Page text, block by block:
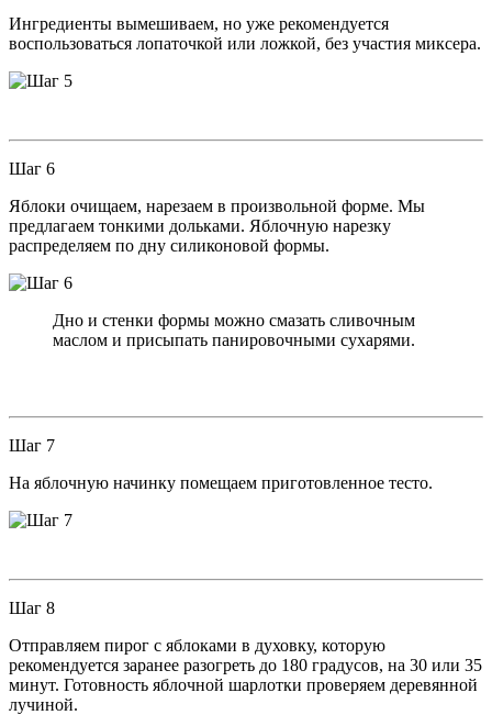
Ингредиенты вымешиваем, но уже рекомендуется
воспользоваться лопаточкой или ложкой, без участия миксера.
Шаг 6
Яблоки очищаем, нарезаем в произвольной форме. Мы
предлагаем тонкими дольками. Яблочную нарезку
распределяем по дну силиконовой формы.
Дно и стенки формы можно смазать сливочным
маслом и присыпать панировочными сухарями.
Шаг 7
На яблочную начинку помещаем приготовленное тесто.
Шаг 8
Отправляем пирог с яблоками в духовку, которую
рекомендуется заранее разогреть до 180 градусов, на 30 или 35
минут. Готовность яблочной шарлотки проверяем деревянной
лучиной.